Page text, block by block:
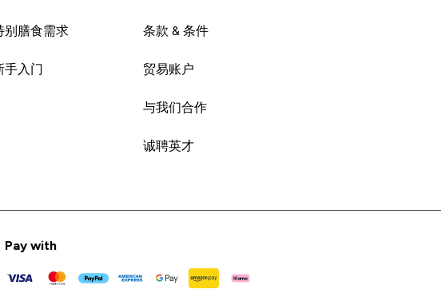
别膳食需求
手入门
条款 & 条件
贸易账户
与我们合作
诚聘英才
Pay with